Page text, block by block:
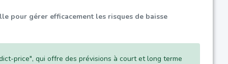
pour gérer efficacement les risques de baisse
price", qui offre des prévisions à court et long terme